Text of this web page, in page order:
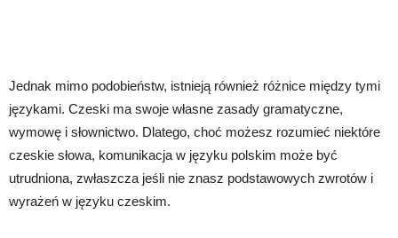
Jednak mimo podobieństw, istnieją również różnice między tymi
językami. Czeski ma swoje własne zasady gramatyczne,
wymowę i słownictwo. Dlatego, choć możesz rozumieć niektóre
czeskie słowa, komunikacja w języku polskim może być
utrudniona, zwłaszcza jeśli nie znasz podstawowych zwrotów i
wyrażeń w języku czeskim.